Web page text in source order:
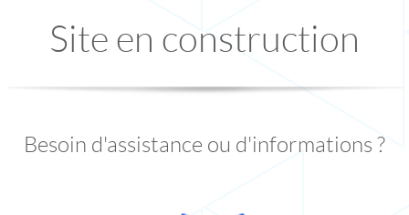
Site en construction
Besoin d'assistance ou d'informations ?